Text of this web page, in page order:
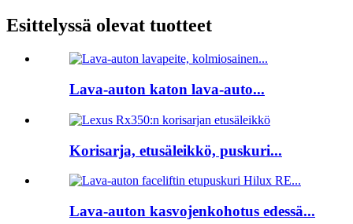
Esittelyssä olevat tuotteet
Lava-auton katon lava-auto...
Korisarja, etusäleikkö, puskuri...
Lava-auton kasvojenkohotus edessä...